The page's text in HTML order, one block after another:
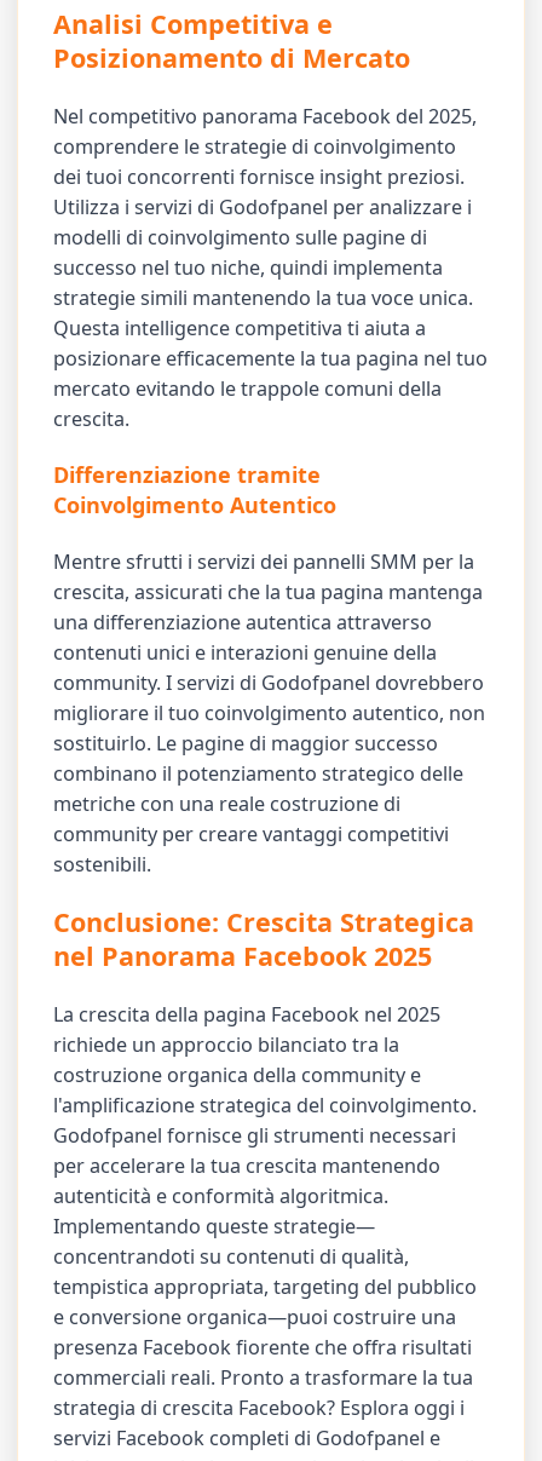
Analisi Competitiva e
Posizionamento di Mercato
Nel competitivo panorama Facebook del 2025,
comprendere le strategie di coinvolgimento
dei tuoi concorrenti fornisce insight preziosi.
Utilizza i servizi di Godofpanel per analizzare i
modelli di coinvolgimento sulle pagine di
successo nel tuo niche, quindi implementa
strategie simili mantenendo la tua voce unica.
Questa intelligence competitiva ti aiuta a
posizionare efficacemente la tua pagina nel tuo
mercato evitando le trappole comuni della
crescita.
Differenziazione tramite
Coinvolgimento Autentico
Mentre sfrutti i servizi dei pannelli SMM per la
crescita, assicurati che la tua pagina mantenga
una differenziazione autentica attraverso
contenuti unici e interazioni genuine della
community. I servizi di Godofpanel dovrebbero
migliorare il tuo coinvolgimento autentico, non
sostituirlo. Le pagine di maggior successo
combinano il potenziamento strategico delle
metriche con una reale costruzione di
community per creare vantaggi competitivi
sostenibili.
Conclusione: Crescita Strategica
nel Panorama Facebook 2025
La crescita della pagina Facebook nel 2025
richiede un approccio bilanciato tra la
costruzione organica della community e
l'amplificazione strategica del coinvolgimento.
Godofpanel fornisce gli strumenti necessari
per accelerare la tua crescita mantenendo
autenticità e conformità algoritmica.
Implementando queste strategie—
concentrandoti su contenuti di qualità,
tempistica appropriata, targeting del pubblico
e conversione organica—puoi costruire una
presenza Facebook fiorente che offra risultati
commerciali reali. Pronto a trasformare la tua
strategia di crescita Facebook? Esplora oggi i
servizi Facebook completi di Godofpanel e